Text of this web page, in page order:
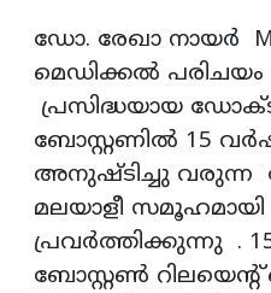
ഡോ. രേഖാ നായർ
മെഡിക്കൽ പരിചയം
പ്രസിദ്ധയായ
ബോസ്റ്റണിൽ 15
അനുഷ്‌ടിച്ചു വരുന്ന
മലയാളീ
പ്രവർത്തിക്കുന്നു .
ബോസ്റ്റൺ റിലയെന്റ്